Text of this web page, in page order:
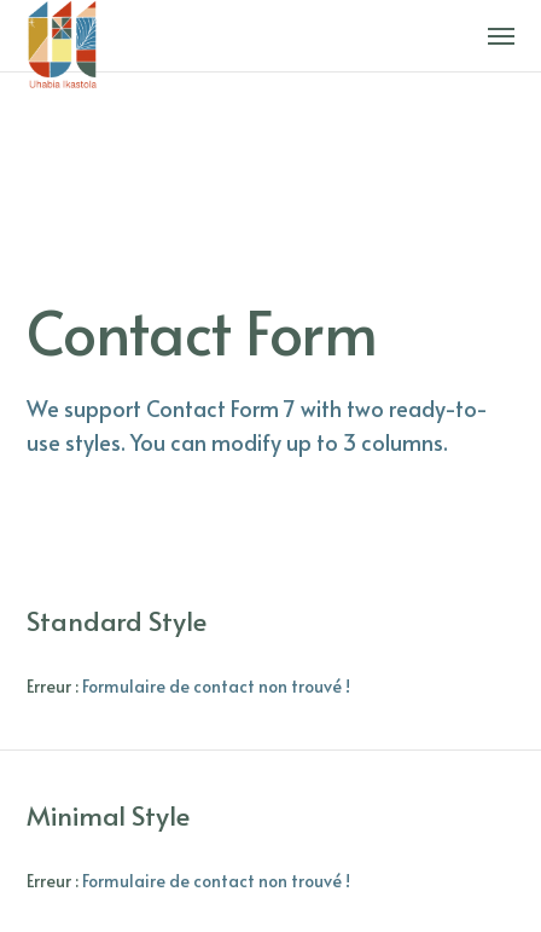
Contact Form
We support Contact Form 7 with two ready-to-
use styles. You can modify up to 3 columns.
Standard Style
Erreur : Formulaire de contact non trouvé !
Minimal Style
Erreur : Formulaire de contact non trouvé !